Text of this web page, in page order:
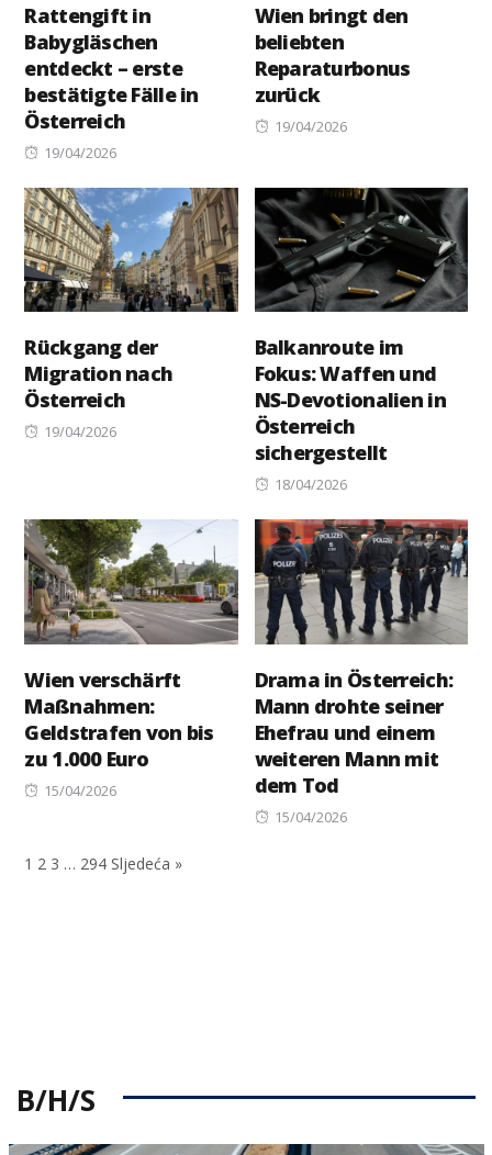
Rattengift in
Babygläschen
entdeckt – erste
bestätigte Fälle in
Österreich
Posted
19/04/2026
Wien bringt den
beliebten
Reparaturbonus
zurück
Posted
19/04/2026
Rückgang der
Migration nach
Österreich
Posted
19/04/2026
Balkanroute im
Fokus: Waffen und
NS-Devotionalien in
Österreich
sichergestellt
Posted
18/04/2026
Wien verschärft
Maßnahmen:
Geldstrafen von bis
zu 1.000 Euro
Posted
15/04/2026
Drama in Österreich:
Mann drohte seiner
Ehefrau und einem
weiteren Mann mit
dem Tod
Posted
15/04/2026
1 2 3 … 294 Sljedeća »
B/H/S